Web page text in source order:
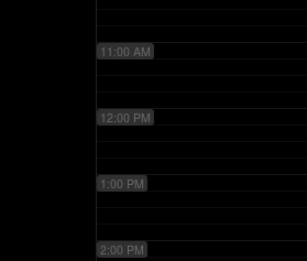
11:00 AM
12:00 PM
1:00 PM
2:00 PM